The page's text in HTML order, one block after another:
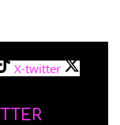
X-twitter